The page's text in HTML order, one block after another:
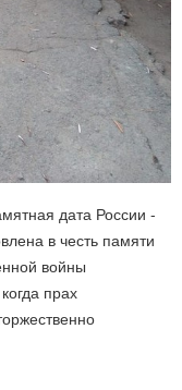
дата России -
в честь памяти
войны
прах